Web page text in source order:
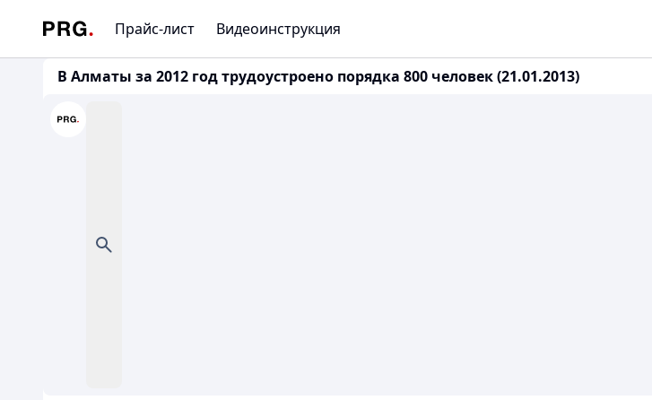
Прайс-лист Видеоинструкция
В Алматы за 2012 год трудоустроено порядка 800 человек (21.01.2013)